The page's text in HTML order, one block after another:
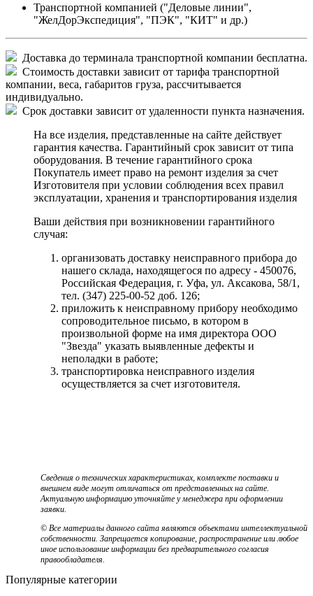
Транспортной компанией ("Деловые линии",
"ЖелДорЭкспедиция", "ПЭК", "КИТ" и др.)
Доставка до терминала транспортной компании бесплатна.
Стоимость доставки зависит от тарифа транспортной
компании, веса, габаритов груза, рассчитывается
индивидуально.
Срок доставки зависит от удаленности пункта назначения.
На все изделия, представленные на сайте действует
гарантия качества. Гарантийный срок зависит от типа
оборудования. В течение гарантийного срока
Покупатель имеет право на ремонт изделия за счет
Изготовителя при условии соблюдения всех правил
эксплуатации, хранения и транспортирования изделия
Ваши действия при возникновении гарантийного
случая:
организовать доставку неисправного прибора до
нашего склада, находящегося по адресу - 450076,
Российская Федерация, г. Уфа, ул. Аксакова, 58/1,
тел. (347) 225-00-52 доб. 126;
приложить к неисправному прибору необходимо
сопроводительное письмо, в котором в
произвольной форме на имя директора ООО
"Звезда" указать выявленные дефекты и
неполадки в работе;
транспортировка неисправного изделия
осуществляется за счет изготовителя.
Сведения о технических характеристиках, комплекте поставки и
внешнем виде могут отличаться от представленных на сайте.
Актуальную информацию уточняйте у менеджера при оформлении
заявки.
© Все материалы данного сайта являются объектами интеллектуальной
собственности. Запрещается копирование, распространение или любое
иное использование информации без предварительного согласия
правообладателя.
Популярные категории